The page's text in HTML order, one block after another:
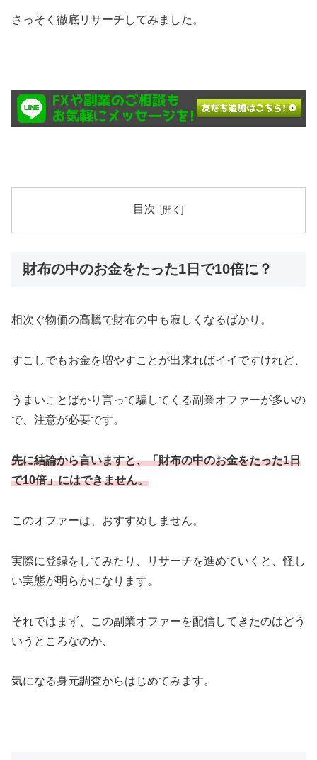
さっそく徹底リサーチしてみました。
目次
財布の中のお金をたった1日で10倍に？
相次ぐ物価の高騰で財布の中も寂しくなるばかり。
すこしでもお金を増やすことが出来ればイイですけれど、
うまいことばかり言って騙してくる副業オファーが多いの
で、注意が必要です。
先に結論から言いますと、「財布の中のお金をたった1日
で10倍」にはできません。
このオファーは、おすすめしません。
実際に登録をしてみたり、リサーチを進めていくと、怪し
い実態が明らかになります。
それではまず、この副業オファーを配信してきたのはどう
いうところなのか、
気になる身元調査からはじめてみます。